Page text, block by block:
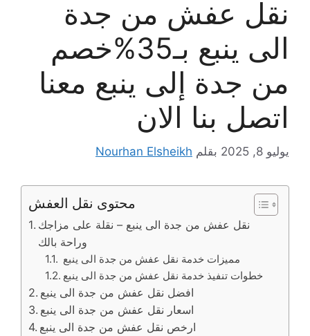
نقل عفش من جدة
الى ينبع بـ35%خصم
من جدة إلى ينبع معنا
اتصل بنا الان
يوليو 8, 2025 بقلم Nourhan Elsheikh
محتوى نقل العفش
نقل عفش من جدة الى ينبع – نقلة على مزاجك
وراحة بالك
مميزات خدمة نقل عفش من جدة الى ينبع
خطوات تنفيذ خدمة نقل عفش من جدة الى ينبع
افضل نقل عفش من جدة الى ينبع
اسعار نقل عفش من جدة الى ينبع
ارخص نقل عفش من جدة الى ينبع